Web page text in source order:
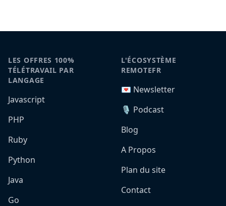
LES OFFRES 100%
TÉLÉTRAVAIL PAR
LANGAGE
Javascript
PHP
Ruby
Python
Java
Go
L'ÉCOSYSTÈME
REMOTEFR
💌 Newsletter
🎙️ Podcast
Blog
A Propos
Plan du site
Contact